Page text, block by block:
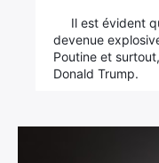
Il est évident
devenue
Poutine et
Donald Trump.